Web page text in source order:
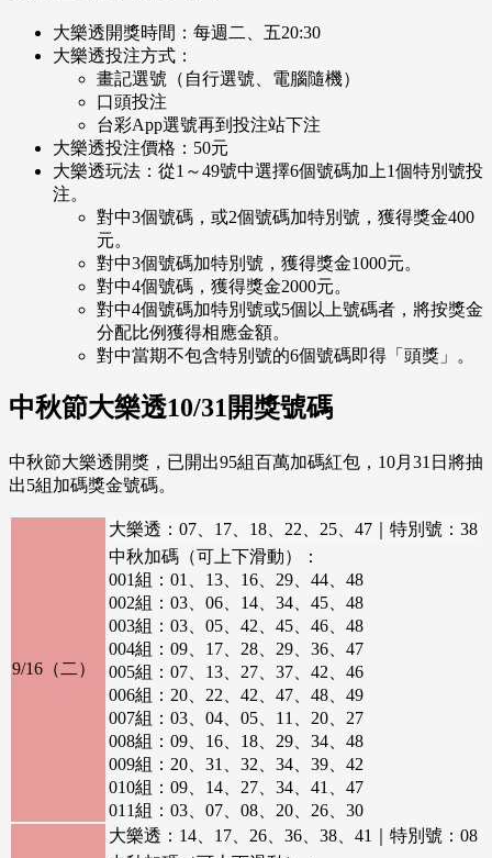
大樂透開獎時間：每週二、五20:30
大樂透投注方式：
畫記選號（自行選號、電腦隨機）
口頭投注
台彩App選號再到投注站下注
大樂透投注價格：50元
大樂透玩法：從1～49號中選擇6個號碼加上1個特別號投
注。
對中3個號碼，或2個號碼加特別號，獲得獎金400
元。
對中3個號碼加特別號，獲得獎金1000元。
對中4個號碼，獲得獎金2000元。
對中4個號碼加特別號或5個以上號碼者，將按獎金
分配比例獲得相應金額。
對中當期不包含特別號的6個號碼即得「頭獎」。
中秋節大樂透10/31開獎號碼
中秋節大樂透開獎，已開出95組百萬加碼紅包，10月31日將抽
出5組加碼獎金號碼。
9/16（二）
大樂透：07、17、18、22、25、47｜特別號：38
中秋加碼（可上下滑動）：
001組：01、13、16、29、44、48
002組：03、06、14、34、45、48
003組：03、05、42、45、46、48
004組：09、17、28、29、36、47
005組：07、13、27、37、42、46
006組：20、22、42、47、48、49
007組：03、04、05、11、20、27
008組：09、16、18、29、34、48
009組：20、31、32、34、39、42
010組：09、14、27、34、41、47
011組：03、07、08、20、26、30
012組：08、12、21、30、40、46
大樂透：14、17、26、36、38、41｜特別號：08